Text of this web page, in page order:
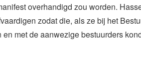
overhandigd zou worden.
zodat die, als ze bij het
met de aanwezige bestuurders